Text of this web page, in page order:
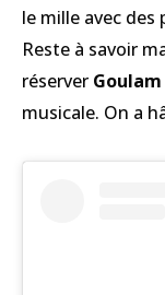
le mille avec
Reste à savoir
réserver Goulam
musicale. On a